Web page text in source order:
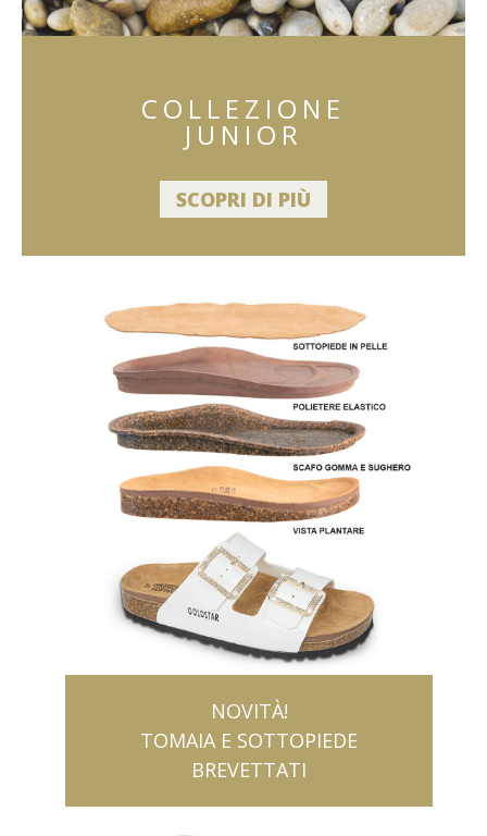
COLLEZIONE
JUNIOR
SCOPRI DI PIÙ
NOVITÀ!
TOMAIA E SOTTOPIEDE
BREVETTATI